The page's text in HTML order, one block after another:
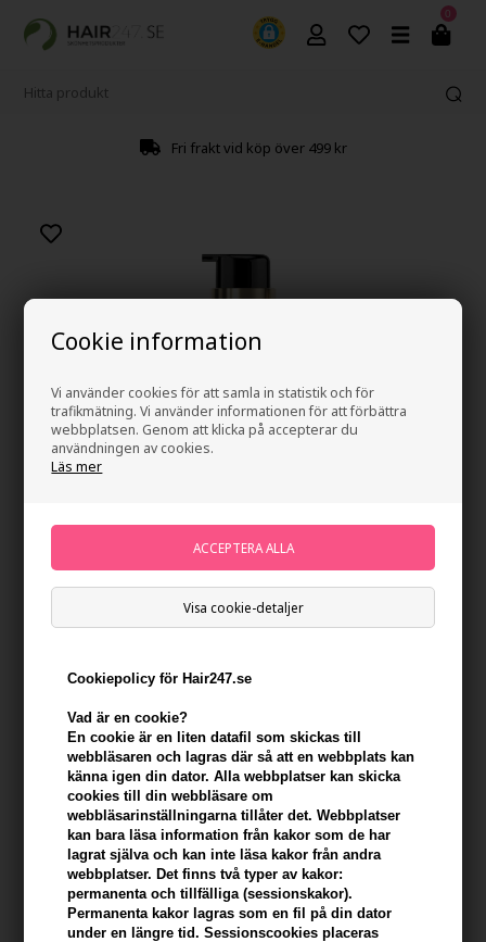
Cookie information
Vi använder cookies för att samla in statistik och för
trafikmätning. Vi använder informationen för att förbättra
webbplatsen. Genom att klicka på accepterar du
användningen av cookies.
Läs mer
Visa cookie-detaljer
Cookiepolicy för Hair247.se
Vad är en cookie?
En cookie är en liten datafil som skickas till
webbläsaren och lagras där så att en webbplats kan
känna igen din dator. Alla webbplatser kan skicka
cookies till din webbläsare om
webbläsarinställningarna tillåter det. Webbplatser
kan bara läsa information från kakor som de har
lagrat själva och kan inte läsa kakor från andra
webbplatser. Det finns två typer av kakor:
permanenta och tillfälliga (sessionskakor).
Permanenta kakor lagras som en fil på din dator
under en längre tid. Sessionscookies placeras
0
Fri frakt vid köp över 499 kr
Kerastase Elixir Ultime L'Huile Originale Oil 75ml
Refillable
Varumärken» Kerastase Brand:
721,00SEK